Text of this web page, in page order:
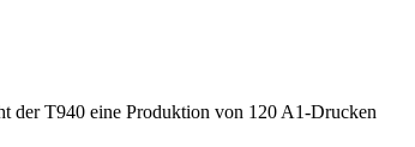
der T940 eine Produktion von 120 A1-Drucken